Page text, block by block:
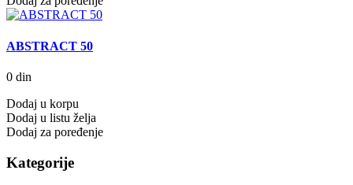
ABSTRACT 50
0 din
Dodaj u korpu
Dodaj u listu želja
Dodaj za poređenje
Kategorije